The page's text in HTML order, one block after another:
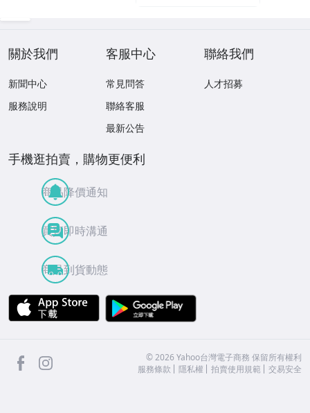
關於我們
新聞中心
服務說明
客服中心
常見問答
聯絡客服
最新公告
聯絡我們
人才招募
手機逛拍賣，購物更便利
商品降價通知
買賣即時溝通
商品到貨動態
APP Store
facebook ©2026 Yahoo台灣電子商務 保留所有權利
服務條款
隱私權 拍賣使用規範 交易安全